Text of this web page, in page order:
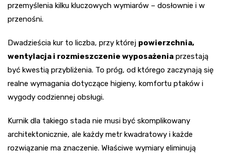
przemyślenia kilku kluczowych wymiarów – dosłownie i w
przenośni.
Dwadzieścia kur to liczba, przy której powierzchnia,
wentylacja i rozmieszczenie wyposażenia przestają
być kwestią przybliżenia. To próg, od którego zaczynają się
realne wymagania dotyczące higieny, komfortu ptaków i
wygody codziennej obsługi.
Kurnik dla takiego stada nie musi być skomplikowany
architektonicznie, ale każdy metr kwadratowy i każde
rozwiązanie ma znaczenie. Właściwe wymiary eliminują